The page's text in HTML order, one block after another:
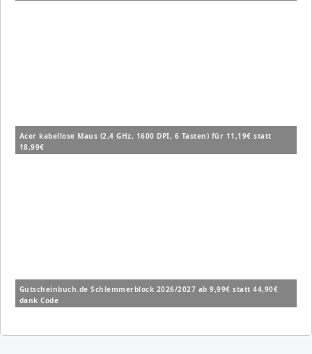
Acer kabellose Maus (2,4 GHz, 1600 DPI, 6 Tasten) für 11,19€ statt
18,99€
Gutscheinbuch.de Schlemmerblock 2026/2027 ab 9,99€ statt 44,90€
dank Code